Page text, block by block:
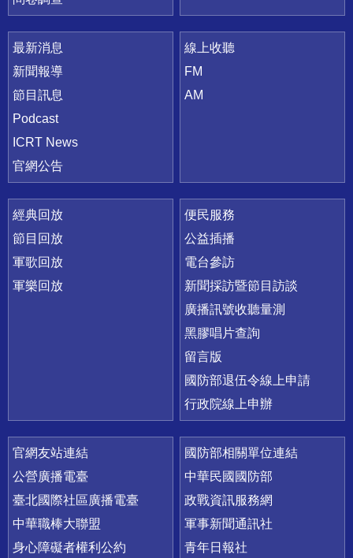
最新消息
新聞報導
節目訊息
Podcast
ICRT News
官網公告
線上收聽
FM
AM
經典回放
節目回放
軍歌回放
軍樂回放
便民服務
公益插播
電台參訪
新聞採訪暨節目訪談
廣播訊號收聽量測
黑膠唱片查詢
留言版
國防部退伍令線上申請
行政院線上申辦
官網友站連結
公營廣播電臺
臺北國際社區廣播電臺
中華職棒大聯盟
身心障礙者權利公約
國防部相關單位連結
中華民國國防部
政戰資訊服務網
軍事新聞通訊社
青年日報社